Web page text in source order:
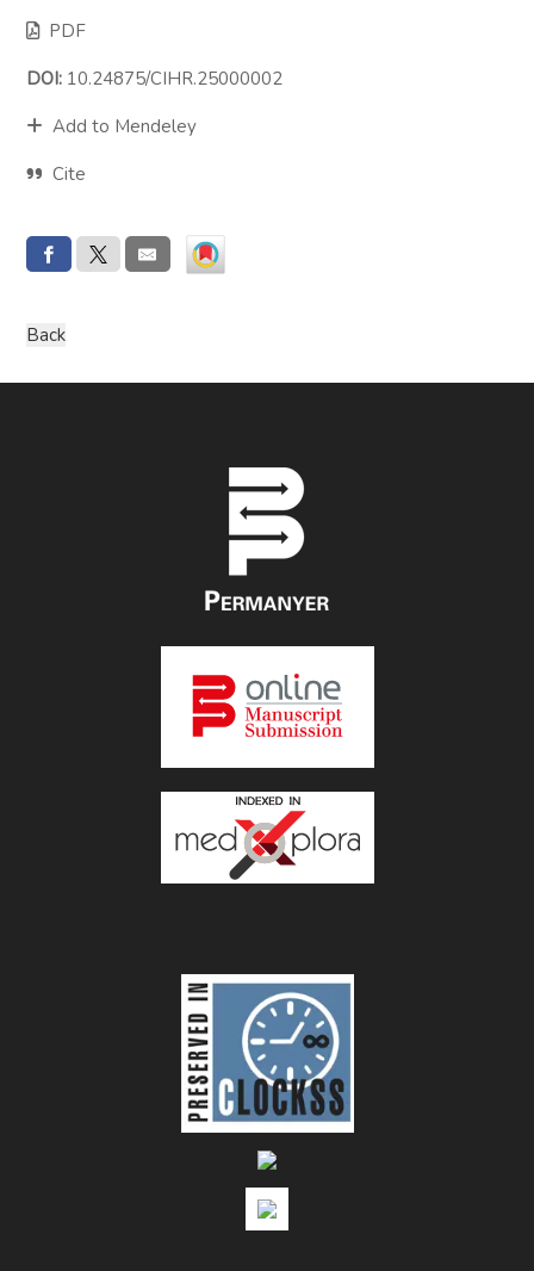
PDF
DOI: 10.24875/CIHR.25000002
Add to Mendeley
Cite